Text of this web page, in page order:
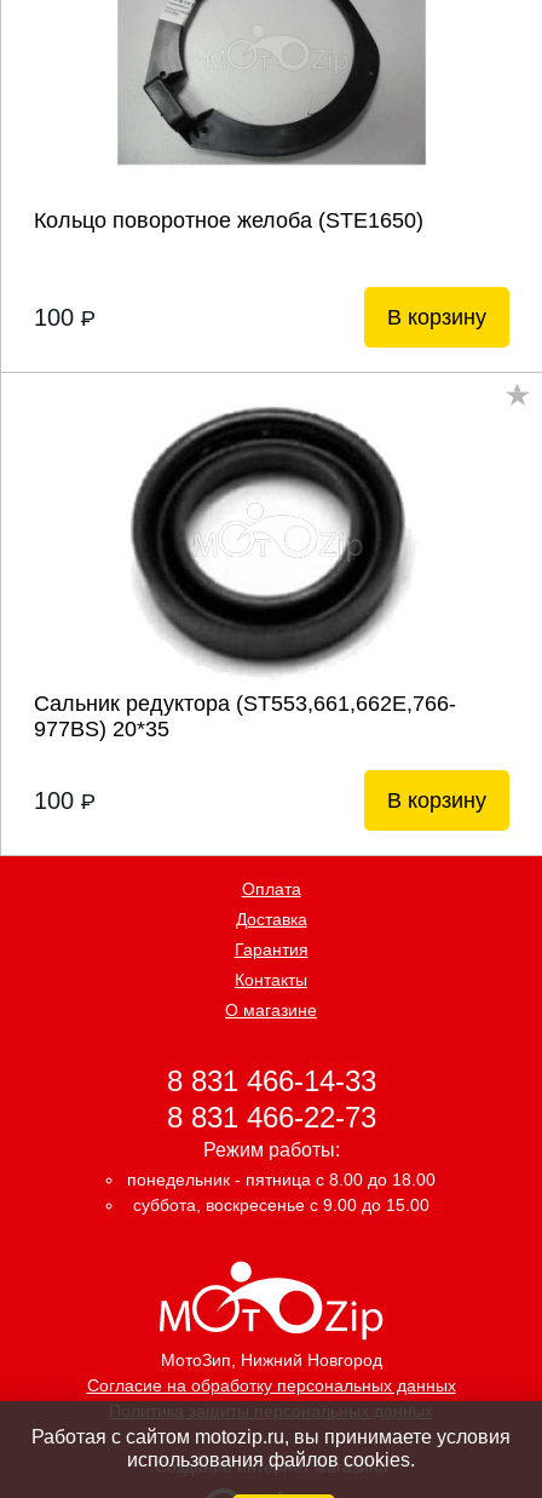
Кольцо поворотное желоба (STE1650)
100 P В корзину
Сальник редуктора (ST553,661,662Е,766-
977BS) 20*35
100 P В корзину
МотоЗип, Нижний Новгород
Согласие на обработку персональных данных
Политика защиты персональных данных
Оплата
Доставка
Гарантия
Контакты
О магазине
8 831 466-14-33
8 831 466-22-73
Режим работы:
понедельник - пятница с 8.00 до 18.00
суббота, воскресенье с 9.00 до 15.00
Создание интернет магазина
Работая с сайтом motozip.ru, вы принимаете условия
использования файлов cookies.